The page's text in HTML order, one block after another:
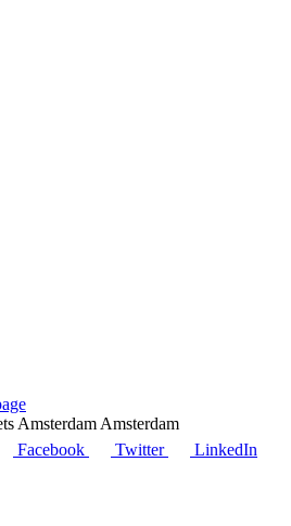
Amsterdam
Facebook Twitter LinkedIn